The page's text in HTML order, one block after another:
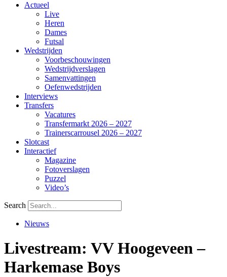
Actueel
Live
Heren
Dames
Futsal
Wedstrijden
Voorbeschouwingen
Wedstrijdverslagen
Samenvattingen
Oefenwedstrijden
Interviews
Transfers
Vacatures
Transfermarkt 2026 – 2027
Trainerscarrousel 2026 – 2027
Slotcast
Interactief
Magazine
Fotoverslagen
Puzzel
Video’s
Search
Nieuws
Livestream: VV Hoogeveen –
Harkemase Boys